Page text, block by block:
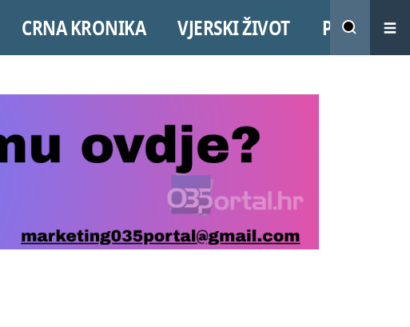
CRNA KRONIKA VJERSKI ŽIVOT PROMO